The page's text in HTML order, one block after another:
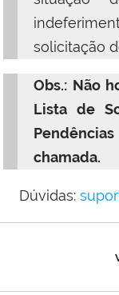
solicitação
Obs.: Não
Lista de
chamada.
Dúvidas: